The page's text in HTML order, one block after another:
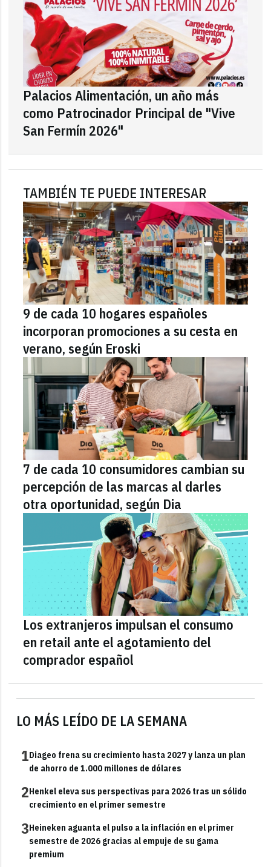
LO MÁS LEÍDO DE LA SEMANA
1Diageo frena su crecimiento hasta 2027 y lanza un plan
de ahorro de 1.000 millones de dólares
2Henkel eleva sus perspectivas para 2026 tras un sólido
crecimiento en el primer semestre
3Heineken aguanta el pulso a la inflación en el primer
semestre de 2026 gracias al empuje de su gama
premium
Palacios Alimentación, un año más
como Patrocinador Principal de "Vive
San Fermín 2026"
TAMBIÉN TE PUEDE INTERESAR
9 de cada 10 hogares españoles
incorporan promociones a su cesta en
verano, según Eroski
7 de cada 10 consumidores cambian su
percepción de las marcas al darles
otra oportunidad, según Dia
Los extranjeros impulsan el consumo
en retail ante el agotamiento del
comprador español